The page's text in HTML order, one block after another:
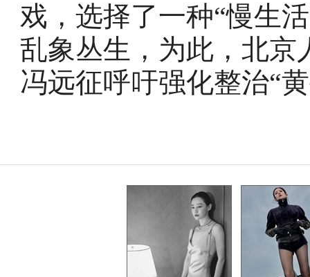
戏，选择了一种“慢生
乱象丛生，为此，北京
冯远征呼吁强化整治“